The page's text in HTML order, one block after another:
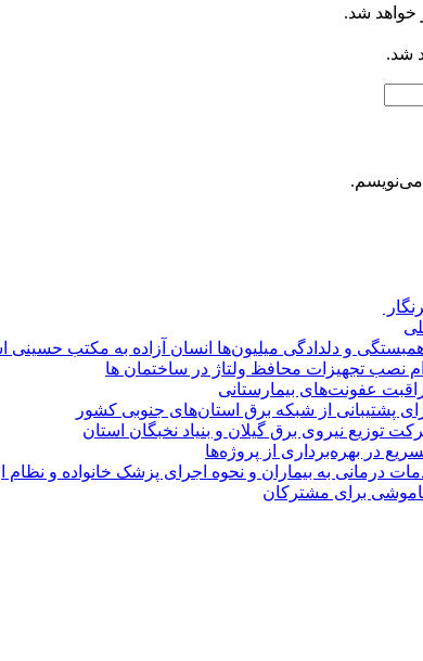
خواهد شد.
شد.
می‌نویسم.
همبستگی و دلدادگی میلیون‌ها انسان آزاده به مکتب
نصب تجهیزات محافظ ولتاژ در ساختمان ها
عفونت‌های بیمارستانی
پشتیبانی از شبكه برق استان‌های جنوبی كشور
توزیع نیروی برق گیلان و بنیاد نخبگان استان
در بهره‌برداری از پروژه‌ها
درمانی به بیماران و نحوه اجرای پزشک خانواده و